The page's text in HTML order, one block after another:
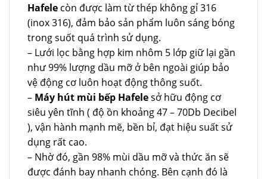
Hafele còn được làm từ thép không gỉ 316
(inox 316), đảm bảo sản phẩm luôn sáng bóng
trong suốt quá trình sử dụng.
– Lưới lọc bằng hợp kim nhôm 5 lớp giữ lại gần
như 99% lượng dầu mỡ ở bên ngoài giúp bảo
vệ động cơ luôn hoạt động thông suốt.
– Máy hút mùi bếp Hafelesở hữu động cơ
siêu yên tĩnh ( độ ồn khoảng 47 – 70Db Decibel
), vận hành mạnh mẽ, bền bỉ, đạt hiệu suất sử
dụng rất cao.
– Nhờ đó, gần 98% mùi dầu mỡ và thức ăn sẽ
được đánh bay nhanh chóng. Bên cạnh đó là